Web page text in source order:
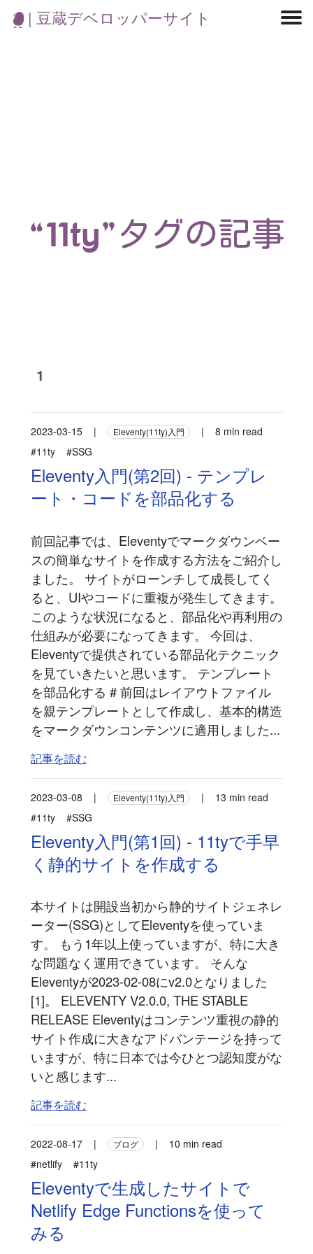
| 豆蔵デベロッパーサイト
“11ty”タグの記事
1
2023-03-15 | Eleventy(11ty)入門 |
8 min read
#11ty
#SSG
Eleventy入門(第2回) - テンプレ
ート・コードを部品化する
前回記事では、Eleventyでマークダウンベー
スの簡単なサイトを作成する方法をご紹介し
ました。 サイトがローンチして成長してく
ると、UIやコードに重複が発生してきます。
このような状況になると、部品化や再利用の
仕組みが必要になってきます。 今回は、
Eleventyで提供されている部品化テクニック
を見ていきたいと思います。 テンプレート
を部品化する # 前回はレイアウトファイル
を親テンプレートとして作成し、基本的構造
をマークダウンコンテンツに適用しました...
記事を読む
2023-03-08 | Eleventy(11ty)入門 |
13 min read
#11ty
#SSG
Eleventy入門(第1回) - 11tyで手早
く静的サイトを作成する
本サイトは開設当初から静的サイトジェネレ
ーター(SSG)としてEleventyを使っていま
す。 もう1年以上使っていますが、特に大き
な問題なく運用できています。 そんな
Eleventyが2023-02-08にv2.0となりました
[1]。 ELEVENTY V2.0.0, THE STABLE
RELEASE Eleventyはコンテンツ重視の静的
サイト作成に大きなアドバンテージを持って
いますが、特に日本では今ひとつ認知度がな
いと感じます...
記事を読む
2022-08-17 | ブログ |
10 min read
#netlify
#11ty
Eleventyで生成したサイトで
Netlify Edge Functionsを使って
みる